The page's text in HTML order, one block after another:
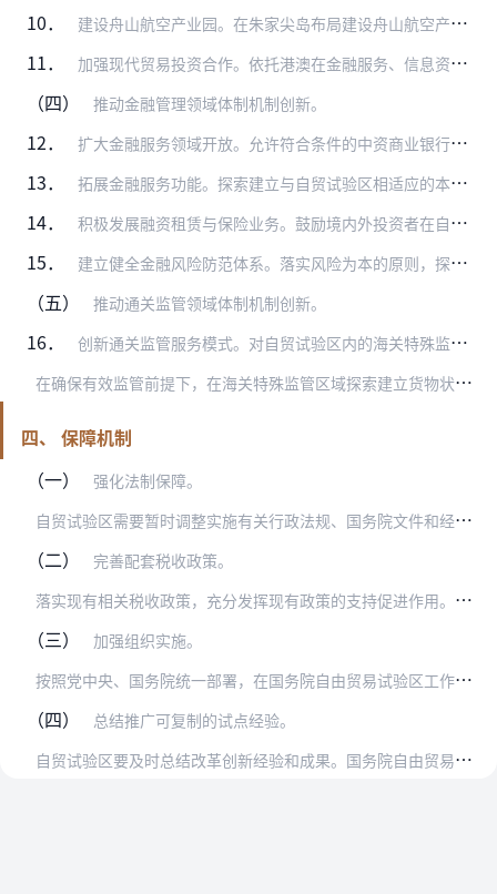
10． 建设舟山航空产业园。在朱家尖岛布局建设舟山航空产业园，通过通用飞机总装组装、制造，对接国际航空产业转移，形成航空产业集群。在环境风险可控的前提下开展飞机零部件制…
11． 加强现代贸易投资合作。依托港澳在金融服务、信息资讯、国际贸易网络、风险管理等方面的优势，将自贸试验区建设成为内地企业“走出去”的窗口和综合服务平台。加强与港澳在…
（四） 推动金融管理领域体制机制创新。
12． 扩大金融服务领域开放。允许符合条件的中资商业银行立足当地实际需求，依据监管政策导向，在自贸试验区内设立分支机构。支持外资银行在自贸试验区内设立子行、分行、专营机…
13． 拓展金融服务功能。探索建立与自贸试验区相适应的本外币账户管理体系，促进跨境贸易、投融资结算便利化。为符合条件的自贸试验区内主体办理油品贸易相关的跨境经常项下结算…
14． 积极发展融资租赁与保险业务。鼓励境内外投资者在自贸试验区设立融资租赁企业，进一步推进内资融资租赁企业试点，注册在自贸试验区内的内资融资租赁试点企业由自贸试验区所…
15． 建立健全金融风险防范体系。落实风险为本的原则，探索建立跨境资金流动风险监管机制，强化开展反洗钱、反恐怖融资、反逃税工作，防止非法资金跨境、跨区流动，切实防范开放…
（五） 推动通关监管领域体制机制创新。
16． 创新通关监管服务模式。对自贸试验区内的海关特殊监管区域实施“一线放开”、“二线安全高效管住”的通关监管服务模式。按照严密防范质量安全风险和最大便利化的原则，一线…
在
确保有效监管前提下，在海关特殊监管区域探索建立货物状态分类监管模式。对注册在自贸试验区海关特殊监管区域内的融资租赁企业进出口飞机、船舶和海洋工程结构物等大型设…
四、 保障机制
（一）
强化法制保障。
自
贸试验区需要暂时调整实施有关行政法规、国务院文件和经国务院批准的部门规章的部分规定的，按规定程序办理。各有关部门要支持自贸试验区在各领域深化改革开放试点、加大…
（二）
完善配套税收政策。
落
实现有相关税收政策，充分发挥现有政策的支持促进作用。中国（上海）自由贸易试验区、中国（广东）自由贸易试验区、中国（天津）自由贸易试验区和中国（福建）自由贸易试…
（三）
加强组织实施。
按
照党中央、国务院统一部署，在国务院自由贸易试验区工作部际联席会议统筹协调下，由浙江省完善试点任务组织实施保障机制，按照总体筹划、分步实施、率先突破、逐步完善的…
（四）
总结推广可复制的试点经验。
自
贸试验区要及时总结改革创新经验和成果。国务院自由贸易试验区工作部际联席会议办公室要会同浙江省人民政府及有关部门，及时总结评估自贸试验区改革开放创新试点任务实施…